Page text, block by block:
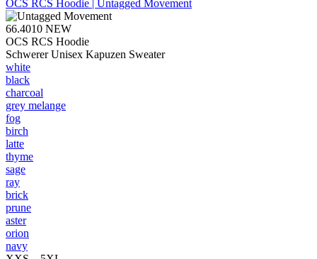
OCS RCS Hoodie | Untagged Movement
66.4010 NEW
OCS RCS Hoodie
Schwerer Unisex Kapuzen Sweater
white
black
charcoal
grey melange
fog
birch
latte
thyme
sage
ray
brick
prune
aster
orion
navy